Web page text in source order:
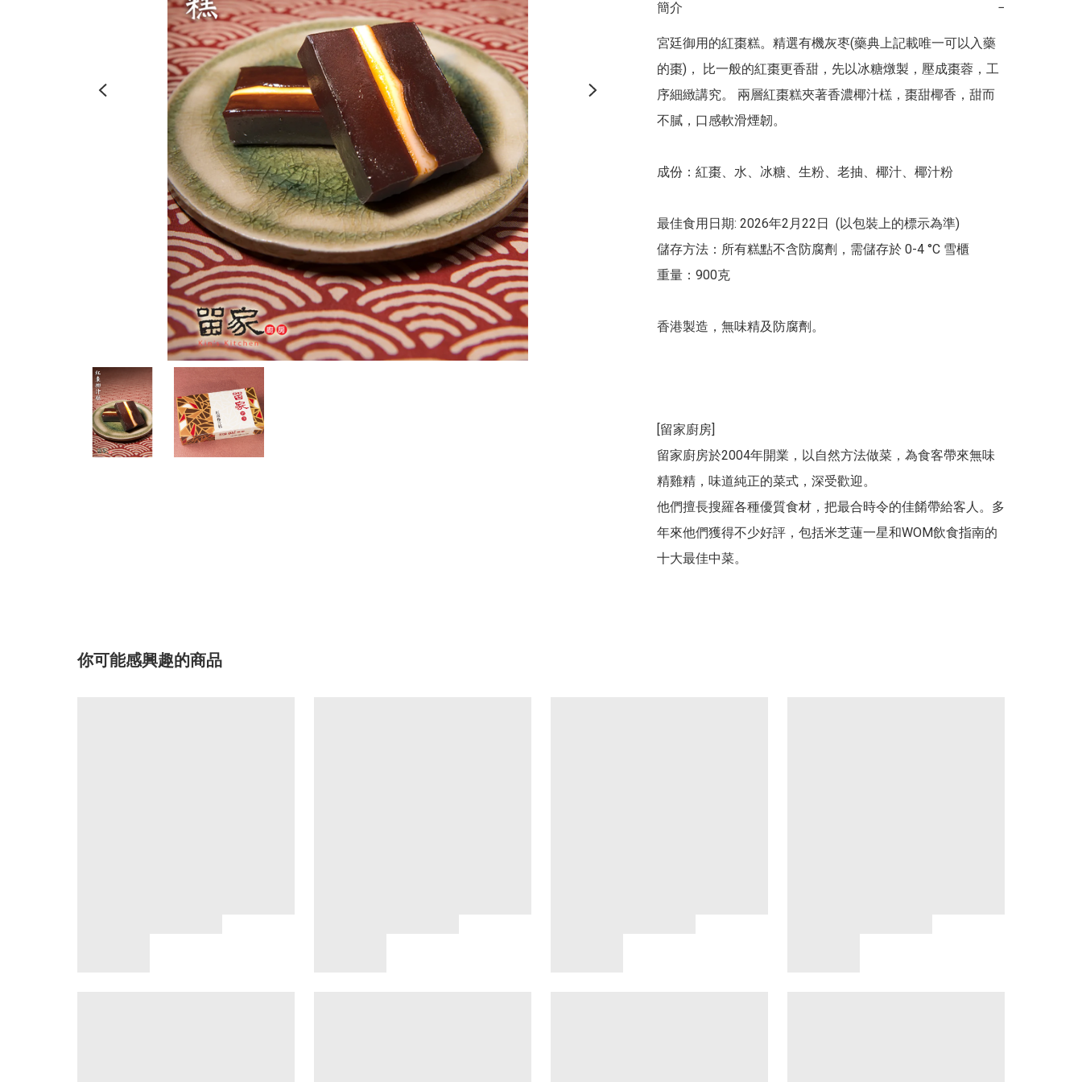
簡介 −
宮廷御用的紅棗糕。精選有機灰枣(藥典上記載唯一可以入藥
的棗)， 比一般的紅棗更香甜，先以冰糖燉製，壓成棗蓉，工
序細緻講究。 兩層紅棗糕夾著香濃椰汁榚，棗甜椰香，甜而
不膩，口感軟滑煙韌。
成份：紅棗、水、冰糖、生粉、老抽、椰汁、椰汁粉
最佳食用日期: 2026年2月22日  (以包裝上的標示為準)
儲存方法：所有糕點不含防腐劑，需儲存於 0-4 °C 雪櫃
重量：900克
香港製造，無味精及防腐劑。
[留家廚房]
留家廚房於2004年開業，以自然方法做菜，為食客帶來無味
精雞精，味道純正的菜式，深受歡迎。
他們擅長搜羅各種優質食材，把最合時令的佳餚帶給客人。多
年來他們獲得不少好評，包括米芝蓮一星和WOM飲食指南的
十大最佳中菜。
你可能感興趣的商品